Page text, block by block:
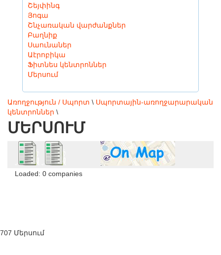
Շեյփինգ
Յոգա
Շնչառական վարժանքներ
Բաղնիք
Սաունաներ
Աէրոբիկա
Ֆիտնես կենտրոններ
Մերսում
Առողջություն / Սպորտ \ Սպորտային-առողջարարական
կենտրոններ \
ՄԵՐՍՈՒՄ
Loaded: 0 companies
707 Մերսում